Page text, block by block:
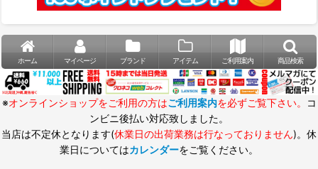
ホーム マイページ ブランド アイテム ご利用案内 商品検索
※オンラインショップをご利用の方はご利用案内を必ずご覧下さい。
コ
ンビニ後払い対応致しました。
当店は不定休となります(休業日の出荷業務は行なっておりません)。休
業日についてはカレンダーをご覧ください。